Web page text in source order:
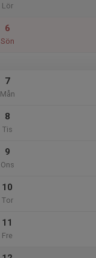
Lör
6
Sön
7
Mån
8
Tis
9
Ons
10
Tor
11
Fre